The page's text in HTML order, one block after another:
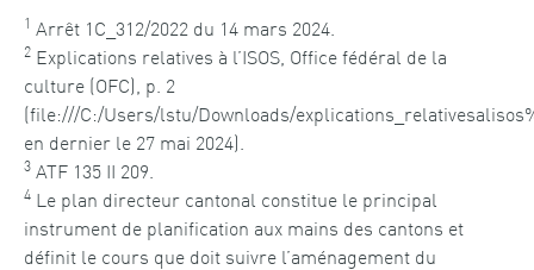
1 Arrêt 1C_312/2022 du 14 mars 2024.
2 Explications relatives à l’ISOS, Office fédéral de la
culture (OFC), p. 2
(file:///C:/Users/lstu/Downloads/
en dernier le 27 mai 2024).
3 ATF 135 II 209.
4 Le plan directeur cantonal constitue le principal
instrument de planification aux mains des cantons et
définit le cours que doit suivre l’aménagement du